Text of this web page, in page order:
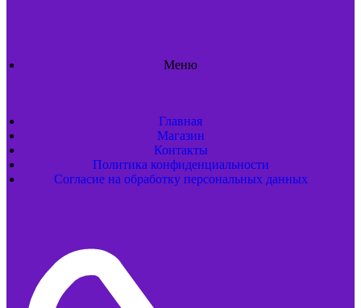
Меню
Главная
Магазин
Контакты
Политика конфиденциальности
Согласие на обработку персональных данных